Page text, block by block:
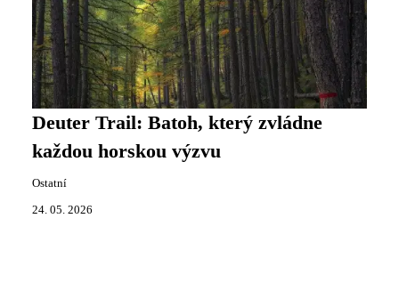
Deuter Trail: Batoh, který zvládne
každou horskou výzvu
Ostatní
24. 05. 2026